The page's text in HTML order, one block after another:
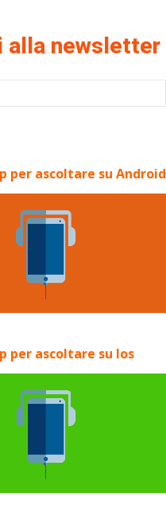
alla newsletter
per ascoltare su Android
per ascoltare su Ios